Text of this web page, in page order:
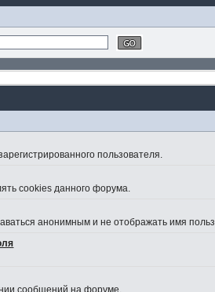
пользователя.
cookies данного форума.
анонимным и не отображать имя
сообщений на форуме.